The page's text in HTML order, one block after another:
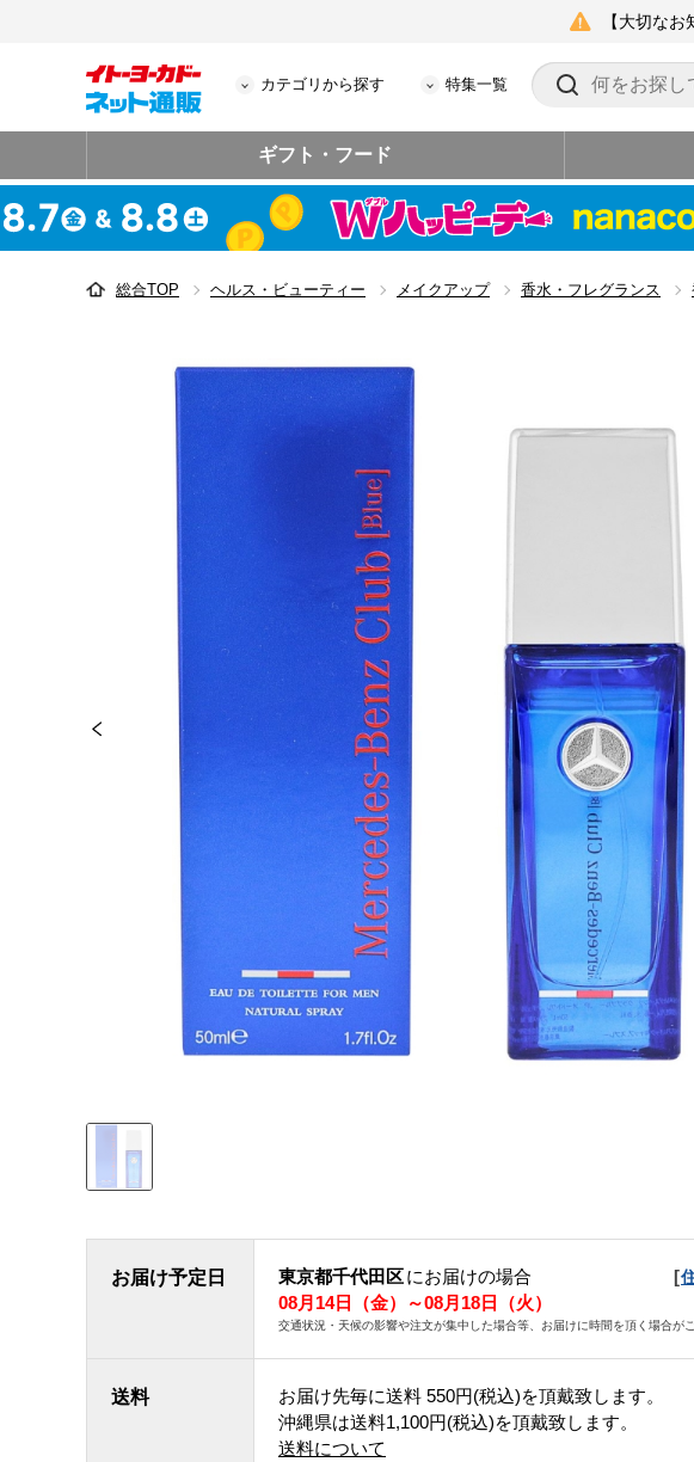
【大切な
カテゴリから探す 特集一覧
ギフト・フード
総合TOP ヘルス・ビューティー メイクアップ 香水・フレグランス
お届け予定日 東京都千代田区にお届けの場合 [
08月14日（金）～08月18日（火）
交通状況・天候の影響や注文が集中した場合等、お届けに時間を頂く場合がご
送料 お届け先毎に送料 550円(税込)を頂戴致します。
沖縄県は送料1,100円(税込)を頂戴致します。
送料について